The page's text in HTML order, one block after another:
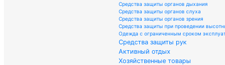
Средства защиты органов дыхания
Средства защиты органов слуха
Средства защиты органов зрения
Средства защиты при проведении
Одежда с ограниченным сроком
Средства защиты рук
Активный отдых
Хозяйственные товары